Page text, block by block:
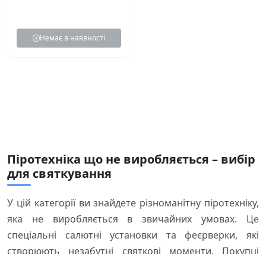
Немає в наявності
Піротехніка що не виробляється – вибір
для святкування
У цій категорії ви знайдете різноманітну піротехніку,
яка не виробляється в звичайних умовах. Це
спеціальні салютні установки та феєрверки, які
створюють незабутні святкові моменти. Покупці